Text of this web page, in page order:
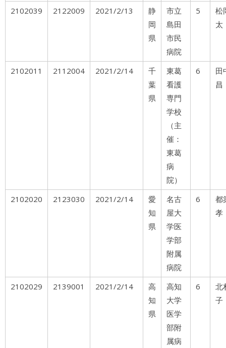
2102039 2122009 2021/2/13
静
岡
県
市立
島田
市民
病院
5
松
太
2102011 2112004 2021/2/14
千
葉
県
東葛
看護
専門
学校
（主
催：
東葛
病
院）
6
田
昌
2102020 2123030 2021/2/14
愛
知
県
名古
屋大
学医
学部
附属
病院
6
都
孝
2102029 2139001 2021/2/14
高
知
県
高知
大学
医学
部附
属病
6
北
子